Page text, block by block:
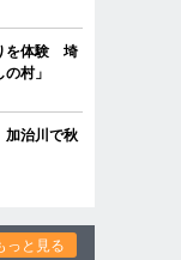
を体験 埼
村」
加治川で秋
っと見る